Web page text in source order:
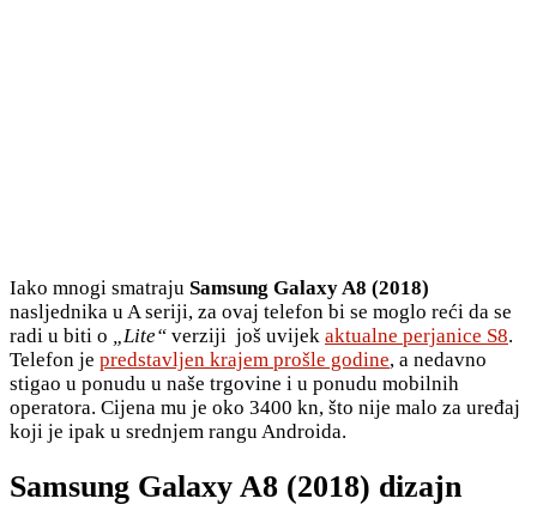
Iako mnogi smatraju Samsung Galaxy A8 (2018)
nasljednika u A seriji, za ovaj telefon bi se moglo reći da se
radi u biti o „Lite“ verziji još uvijek aktualne perjanice S8.
Telefon je predstavljen krajem prošle godine, a nedavno
stigao u ponudu u naše trgovine i u ponudu mobilnih
operatora. Cijena mu je oko 3400 kn, što nije malo za uređaj
koji je ipak u srednjem rangu Androida.
Samsung Galaxy A8 (2018) dizajn